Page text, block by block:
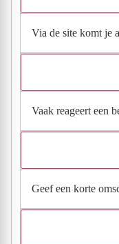
Via de site komt je
Vaak reageert een
Geef een korte